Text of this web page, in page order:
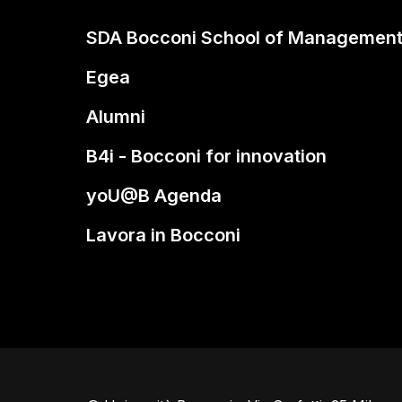
SDA Bocconi School of Management
Egea
Alumni
B4i - Bocconi for innovation
yoU@B Agenda
Lavora in Bocconi